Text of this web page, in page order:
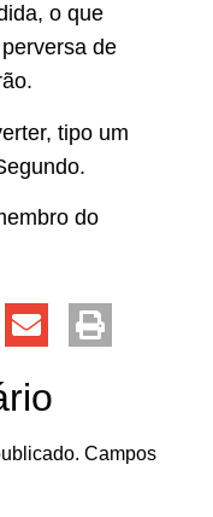
o que
de
tipo um
do
Campos